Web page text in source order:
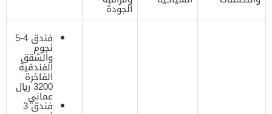
الجودة
فندق 4-5
نجوم
والشقق
الفندقية
الفاخرة
3200 ريال
عماني
فندق 3